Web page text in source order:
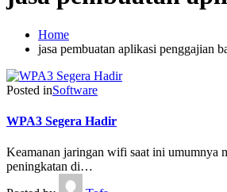
Home
jasa pembuatan aplikasi penggajian
Posted inSoftware
WPA3 Segera Hadir
Keamanan jaringan wifi saat ini umumnya
peningkatan di…